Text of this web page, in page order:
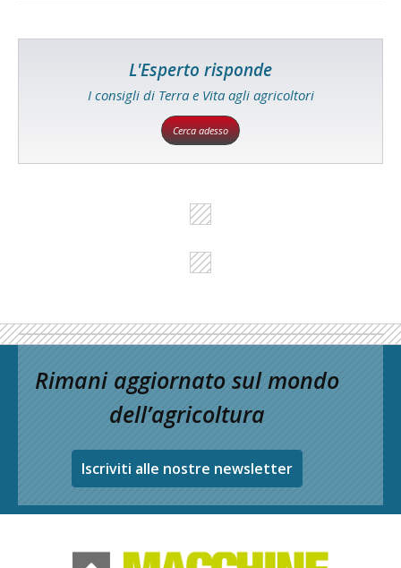
L'Esperto risponde
I consigli di Terra e Vita agli agricoltori
Cerca adesso
Rimani aggiornato sul mondo
dell’agricoltura
Iscriviti alle nostre newsletter